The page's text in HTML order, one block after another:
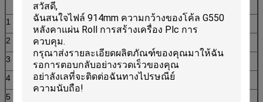
1
เหมาะที่จะแปรรูป
แผ่นเหล็กสี
2
3
ลูกกลิ้ง
13 แถว
4
ขนาด
5